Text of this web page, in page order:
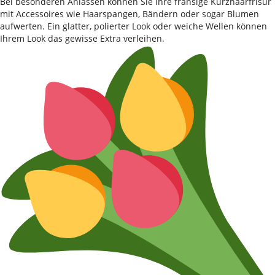
mit Accessoires wie Haarspangen, Bändern oder sogar Blumen
aufwerten. Ein glatter, polierter Look oder weiche Wellen können
Ihrem Look das gewisse Extra verleihen.